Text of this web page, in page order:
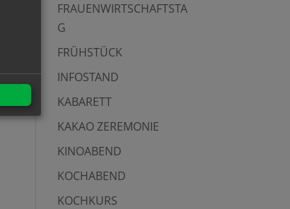
FRAUENWIRTSCHAFTSTA
G
FRÜHSTÜCK
INFOSTAND
KABARETT
KAKAO ZEREMONIE
KINOABEND
KOCHABEND
KOCHKURS